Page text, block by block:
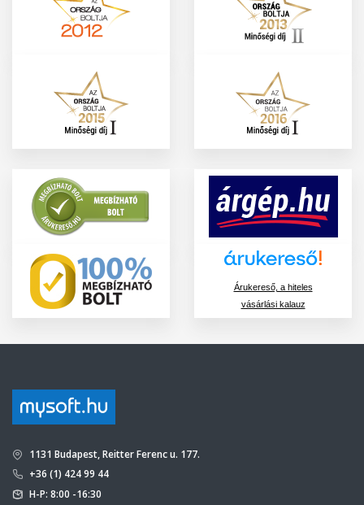
Árukereső, a hiteles
vásárlási kalauz
1131 Budapest, Reitter Ferenc u. 177.
+36 (1) 424 99 44
H-P: 8:00 -16:30